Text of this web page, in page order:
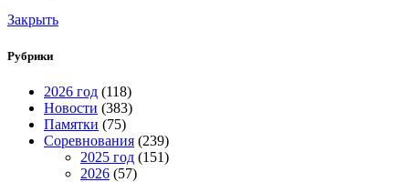
Закрыть
Рубрики
2026 год (118)
Новости (383)
Памятки (75)
Соревнования (239)
2025 год (151)
2026 (57)